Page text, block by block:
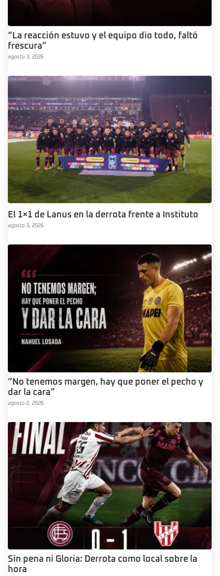
“La reacción estuvo y el equipo dio todo, faltó
frescura”
agosto 3, 2026
El 1×1 de Lanus en la derrota frente a Instituto
agosto 3, 2026
“No tenemos margen, hay que poner el pecho y
dar la cara”
agosto 2, 2026
Sin pena ni Gloria: Derrota como local sobre la
hora